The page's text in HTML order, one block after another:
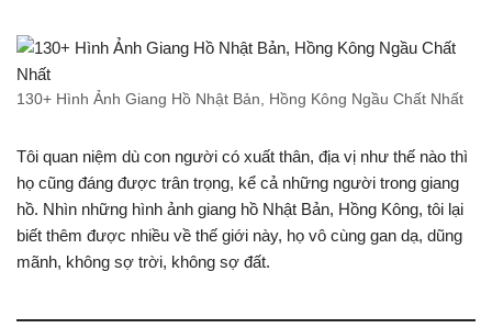
130+ Hình Ảnh Giang Hồ Nhật Bản, Hồng Kông Ngầu Chất Nhất
Tôi quan niệm dù con người có xuất thân, địa vị như thế nào thì
họ cũng đáng được trân trọng, kể cả những người trong giang
hồ. Nhìn những hình ảnh giang hồ Nhật Bản, Hồng Kông, tôi lại
biết thêm được nhiều về thế giới này, họ vô cùng gan dạ, dũng
mãnh, không sợ trời, không sợ đất.